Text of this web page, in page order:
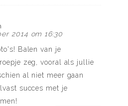
2014 om 16:30
Balen van je
zeg, vooral als jullie
al niet meer gaan
succes met je